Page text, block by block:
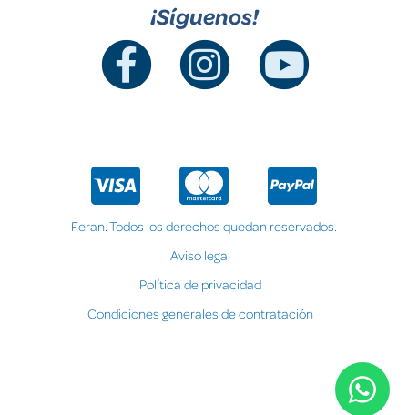
¡Síguenos!
Feran. Todos los derechos quedan reservados.
Aviso legal
Política de privacidad
Condiciones generales de contratación